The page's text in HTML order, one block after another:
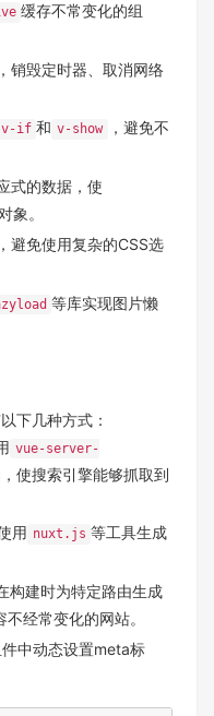
缓存不常变化的组
销毁定时器、取消网络
v-if 和 v-show
，避免不
式的数据，使
象。
避免使用复杂的CSS选
等库实现图片懒
下几种方式：
vue-server-
使搜索引擎能够抓取到
用 nuxt.js 等工具生成
构建时为特定路由生成
经常变化的网站。
件中动态设置meta标